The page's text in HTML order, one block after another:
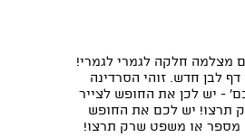
מצלמה חלקה לגמרי לגמרי!
לבן חדש. זוהי הסרדינה
- יש לכן את החופש לצייר
תרצו! יש לכם את החופש
מספר או משפט שרק תרצו!